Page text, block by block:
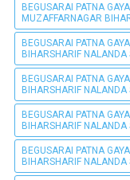
BEGUSARAI PATNA
MUZAFFARNAGAR
BEGUSARAI PATNA
BIHARSHARIF
BEGUSARAI PATNA
BIHARSHARIF
BEGUSARAI PATNA
BIHARSHARIF
BEGUSARAI PATNA
BIHARSHARIF